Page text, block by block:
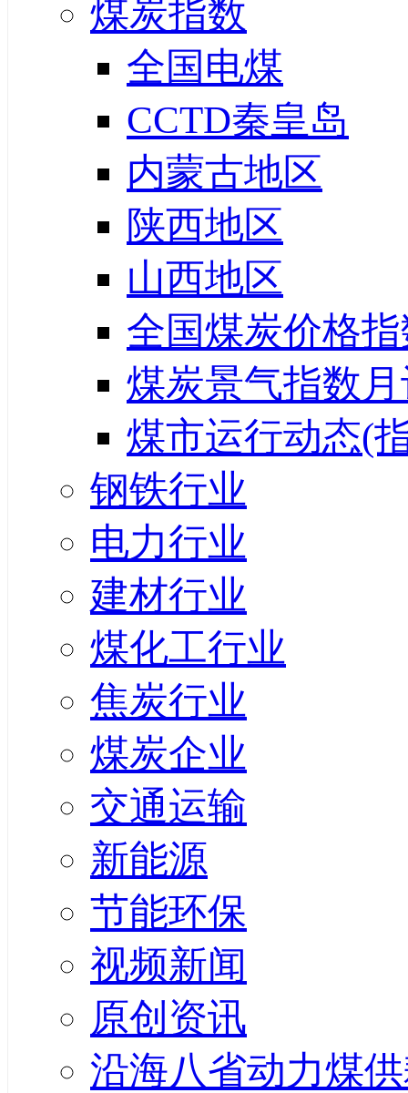
煤炭指数
全国电煤
CCTD秦皇岛
内蒙古地区
陕西地区
山西地区
全国煤炭价格
煤炭景气指数
煤市运行动态(
钢铁行业
电力行业
建材行业
煤化工行业
焦炭行业
煤炭企业
交通运输
新能源
节能环保
视频新闻
原创资讯
沿海八省动力煤